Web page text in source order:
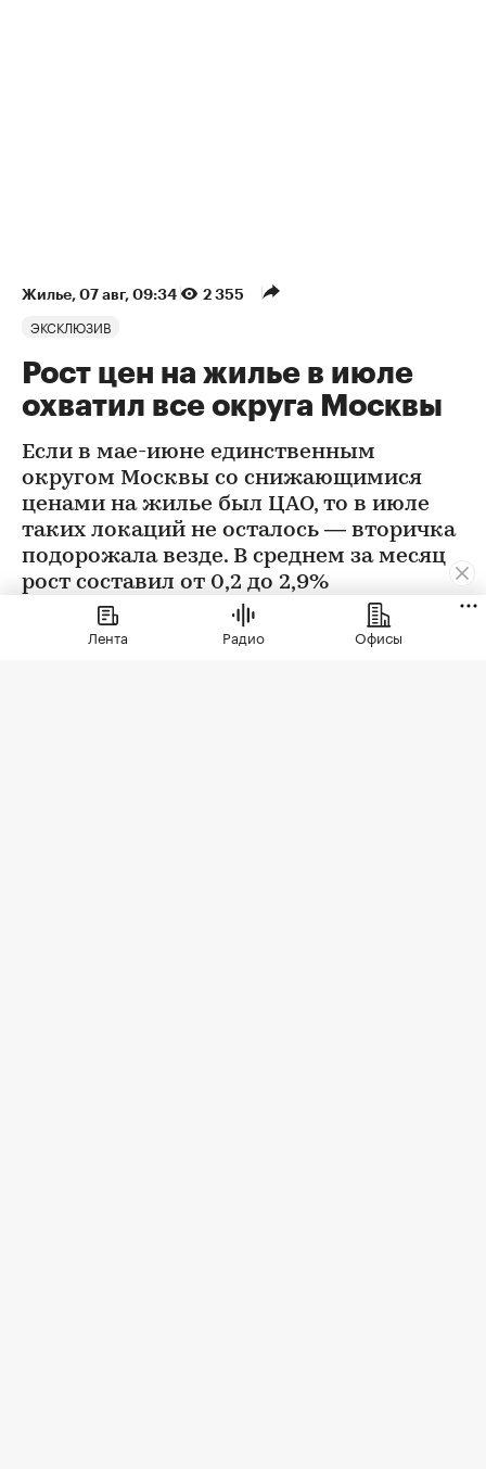
Жилье⁠, 07 авг, 09:34 2 355
ЭКСКЛЮЗИВ
Рост цен на жилье в июле
охватил все округа Москвы
Если в мае-июне единственным
округом Москвы со снижающимися
ценами на жилье был ЦАО, то в июле
таких локаций не осталось — вторичка
подорожала везде. В среднем за месяц
рост составил от 0,2 до 2,9%
Лента Радио Офисы